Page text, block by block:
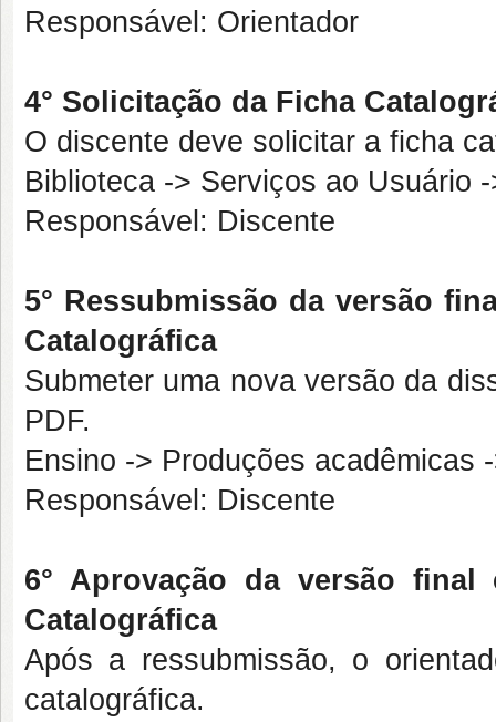
Responsável: Orientador
4° Solicitação da Ficha
O discente deve solicitar a ficha
Biblioteca -> Serviços ao Usuário
Responsável: Discente
5° Ressubmissão da versão
Catalográfica
Submeter uma nova versão da
PDF.
Ensino -> Produções acadêmicas
Responsável: Discente
6° Aprovação da versão
Catalográfica
Após a ressubmissão, o
catalográfica.